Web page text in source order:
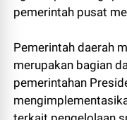
pemerintah pusat
Pemerintah daerah
merupakan bagian
pemerintahan